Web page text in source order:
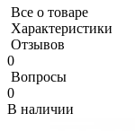
Все о товаре
Характеристики
Отзывов
0
Вопросы
0
В наличии